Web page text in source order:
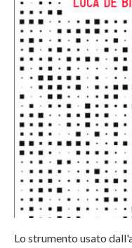
Lo strumento usato